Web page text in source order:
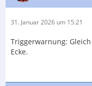
31. Januar 2026 um 15:21
Triggerwarnung:
Ecke.